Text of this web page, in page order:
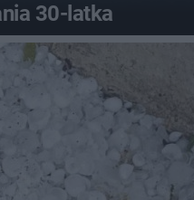
30-latka